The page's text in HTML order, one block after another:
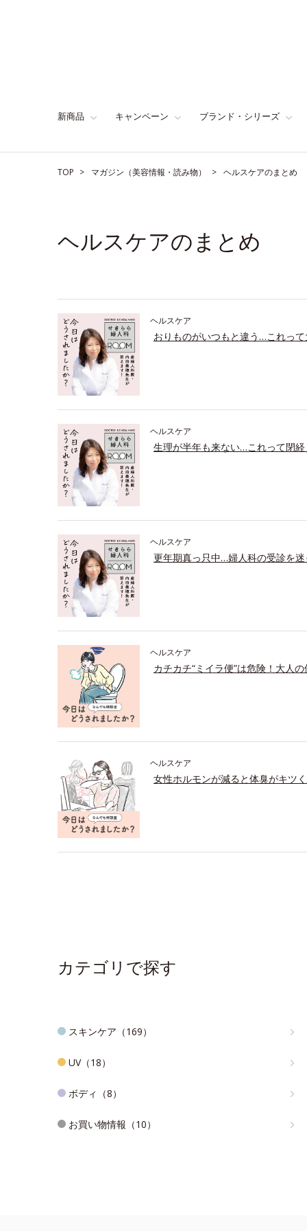
新商品 キャンペーン ブランド・シリーズ
TOP マガジン（美容情報・読み物） ヘルスケアのまとめ
ヘルスケアのまとめ
ヘルスケア
おりものがいつもと違う…これっ
ヘルスケア
生理が半年も来ない…これって閉経
ヘルスケア
更年期真っ只中…婦人科の受診を
ヘルスケア
カチカチ“ミイラ便”は危険！大人
ヘルスケア
女性ホルモンが減ると体臭がキツ
カテゴリで探す
スキンケア（169）
UV（18）
ボディ（8）
お買い物情報（10）